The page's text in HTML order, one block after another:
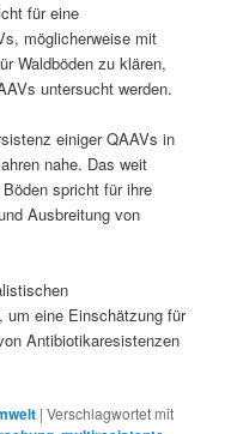
für eine
möglicherweise mit
Waldböden zu klären,
untersucht werden.
einiger QAAVs in
nahe. Das weit
spricht für ihre
Ausbreitung von
um eine Einschätzung für
Antibiotikaresistenzen
|Verschlagwortet mit